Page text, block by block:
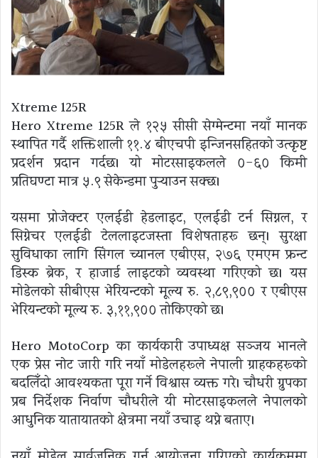
Xtreme 125R
Hero Xtreme 125R ले १२५ सीसी सेग्मेन्टमा नयाँ मानक
स्थापित गर्दै शक्तिशाली ११.४ बीएचपी इन्जिनसहितको उत्कृष्ट
प्रदर्शन प्रदान गर्दछ। यो मोटरसाइकलले ०-६० किमी
प्रतिघण्टा मात्र ५.९ सेकेन्डमा पुर्‍याउन सक्छ।
यसमा प्रोजेक्टर एलईडी हेडलाइट, एलईडी टर्न सिग्नल, र
सिग्नेचर एलईडी टेललाइटजस्ता विशेषताहरू छन्। सुरक्षा
सुविधाका लागि सिंगल च्यानल एबीएस, २७६ एमएम फ्रन्ट
डिस्क ब्रेक, र हाजार्ड लाइटको व्यवस्था गरिएको छ। यस
मोडेलको सीबीएस भेरियन्टको मूल्य रु. २,८९,९०० र एबीएस
भेरियन्टको मूल्य रु. ३,११,९०० तोकिएको छ।
Hero MotoCorp का कार्यकारी उपाध्यक्ष सञ्जय भानले
एक प्रेस नाेट जारी गरि नयाँ मोडेलहरूले नेपाली ग्राहकहरूको
बदलिँदो आवश्यकता पूरा गर्ने विश्वास व्यक्त गरे। चौधरी ग्रुपका
प्रबन्ध निर्देशक निर्वाण चौधरीले यी मोटरसाइकलले नेपालको
आधुनिक यातायातको क्षेत्रमा नयाँ उचाइ थप्ने बताए।